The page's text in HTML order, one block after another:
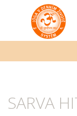
SARVA